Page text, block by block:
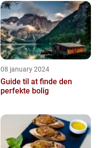
08 january 2024
Guide til at finde den
perfekte bolig